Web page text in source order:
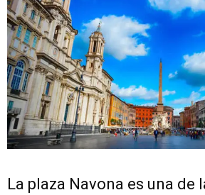
La plaza Navona es una de